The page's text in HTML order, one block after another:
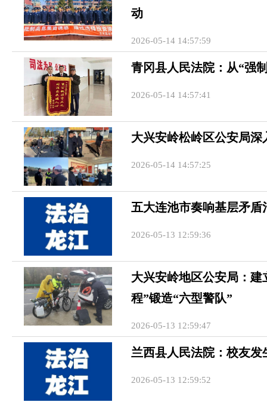
动
2026-05-14 14:57:59
青冈县人民法院：从“强
2026-05-14 14:57:41
大兴安岭松岭区公安局
2026-05-14 14:57:25
五大连池市奏响基层矛盾
2026-05-13 12:59:36
大兴安岭地区公安局：建
程”锻造“六型警队”
2026-05-13 12:59:47
兰西县人民法院：校友
2026-05-13 12:59:52